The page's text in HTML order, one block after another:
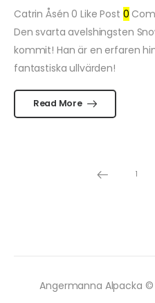
Catrin Åsén 0 Like Post 0
Den svarta avelshingsten
kommit! Han är en erfaren
fantastiska ullvärden!
Read More
1
Angermanna Alpacka ©